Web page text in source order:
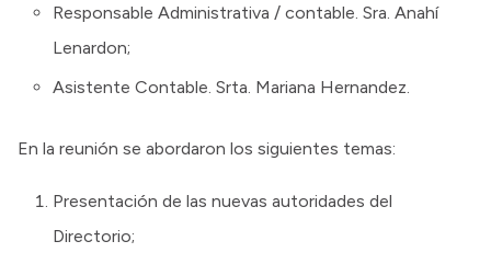
Responsable Administrativa / contable. Sra. Anahí
Lenardon;
Asistente Contable. Srta. Mariana Hernandez.
En la reunión se abordaron los siguientes temas:
Presentación de las nuevas autoridades del
Directorio;